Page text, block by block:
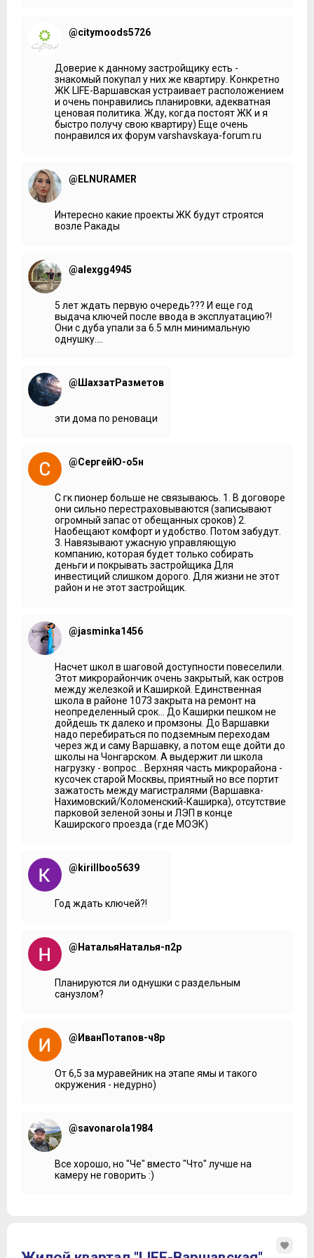
@citymoods5726
Доверие к данному застройщику есть -
знакомый покупал у них же квартиру. Конкретно
ЖК LIFE-Варшавская устраивает расположением
и очень понравились планировки, адекватная
ценовая политика. Жду, когда постоят ЖК и я
быстро получу свою квартиру) Еще очень
понравился их форум varshavskaya-forum.ru
@ELNURAMER
Интересно какие проекты ЖК будут строятся
возле Ракады
@alexgg4945
5 лет ждать первую очередь??? И еще год
выдача ключей после ввода в эксплуатацию?!
Они с дуба упали за 6.5 млн минимальную
однушку....
@ШахзатРазметов
эти дома по реноваци
@СергейЮ-о5н
С гк пионер больше не связываюсь. 1. В договоре
они сильно перестраховываются (записывают
огромный запас от обещанных сроков) 2.
Наобещают комфорт и удобство. Потом забудут.
3. Навязывают ужасную управляющую
компанию, которая будет только собирать
деньги и покрывать застройщика Для
инвестиций слишком дорого. Для жизни не этот
район и не этот застройщик.
@jasminka1456
Насчет школ в шаговой доступности повеселили.
Этот микрорайончик очень закрытый, как остров
между железкой и Каширкой. Единственная
школа в районе 1073 закрыта на ремонт на
неопределенный срок... До Каширки пешком не
дойдешь тк далеко и промзоны. До Варшавки
надо перебираться по подземным переходам
через жд и саму Варшавку, а потом еще дойти до
школы на Чонгарском. А выдержит ли школа
нагрузку - вопрос... Верхняя часть микрорайона -
кусочек старой Москвы, приятный но все портит
зажатость между магистралями (Варшавка-
Нахимовский/Коломенский-Каширка), отсутствие
парковой зеленой зоны и ЛЭП в конце
Каширского проезда (где МОЭК)
@kirillboo5639
Год ждать ключей?!
@НатальяНаталья-п2р
Планируются ли однушки с раздельным
санузлом?
@ИванПотапов-ч8р
От 6,5 за муравейник на этапе ямы и такого
окружения - недурно)
@savonarola1984
Все хорошо, но "Че" вместо "Что" лучше на
камеру не говорить :)